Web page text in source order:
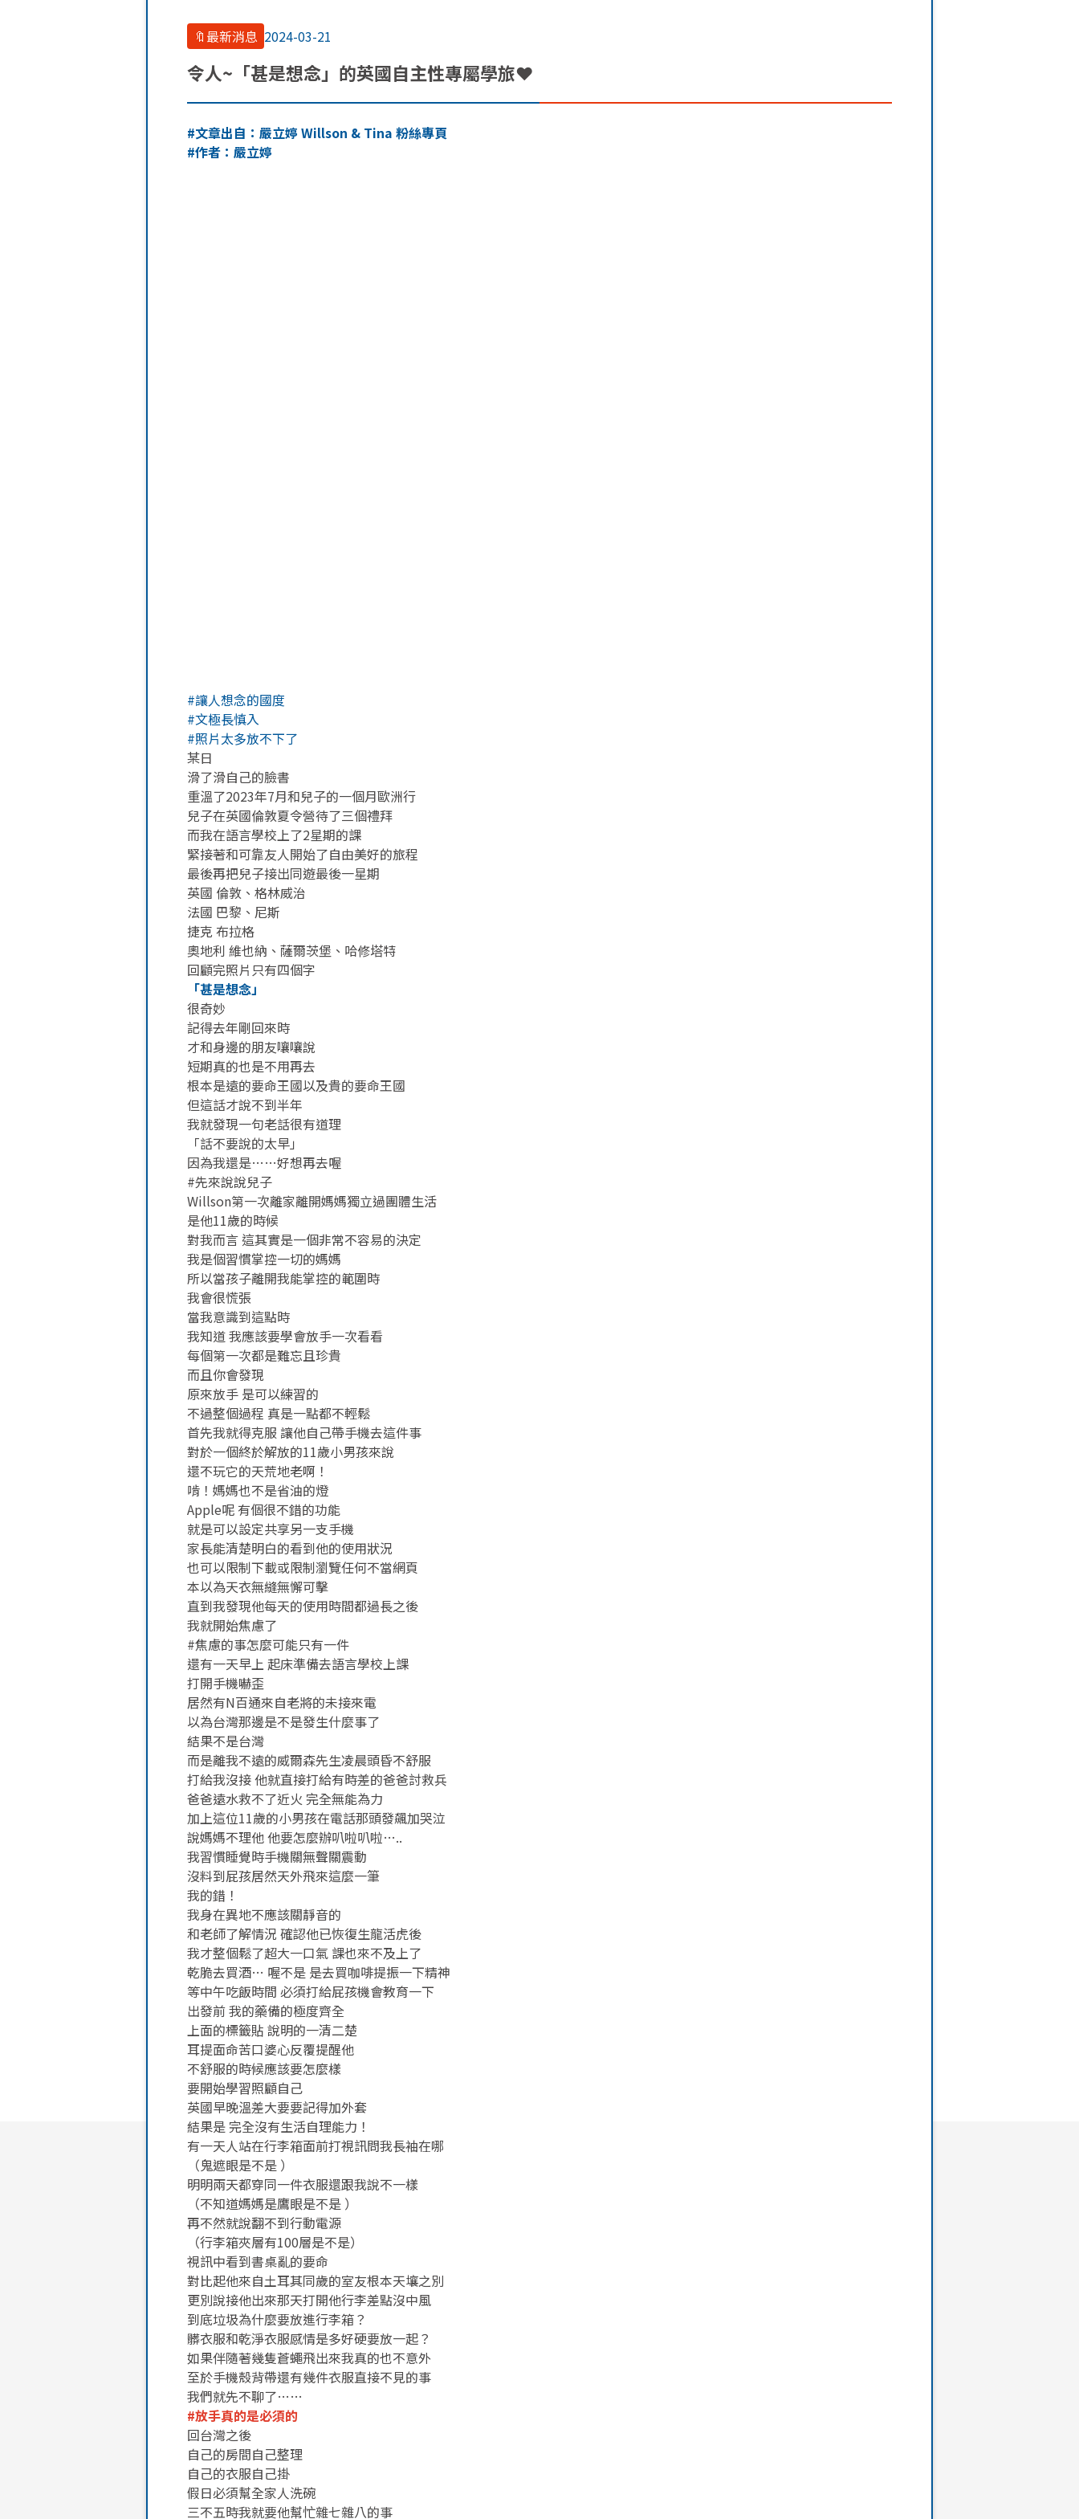
🔖最新消息 2024-03-21
令人~「甚是想念」的英國自主性專屬學旅❤️
#文章出自： 嚴立婷 Willson & Tina 粉絲專頁
#作者：嚴立婷
#讓人想念的國度
#文極長慎入
#照片太多放不下了
某日
滑了滑自己的臉書
重溫了2023年7月和兒子的一個月歐洲行
兒子在英國倫敦夏令營待了三個禮拜
而我在語言學校上了2星期的課
緊接著和可靠友人開始了自由美好的旅程
最後再把兒子接出同遊最後一星期
英國 倫敦、格林威治
法國 巴黎、尼斯
捷克 布拉格
奧地利 維也納、薩爾茨堡、哈修塔特
回顧完照片只有四個字
「甚是想念」
很奇妙
記得去年剛回來時
才和身邊的朋友嚷嚷說
短期真的也是不用再去
根本是遠的要命王國以及貴的要命王國
但這話才說不到半年
我就發現一句老話很有道理
「話不要說的太早」
因為我還是……好想再去喔
#先來說說兒子
Willson第一次離家離開媽媽獨立過團體生活
是他11歲的時候
對我而言 這其實是一個非常不容易的決定
我是個習慣掌控一切的媽媽
所以當孩子離開我能掌控的範圍時
我會很慌張
當我意識到這點時
我知道 我應該要學會放手一次看看
每個第一次都是難忘且珍貴
而且你會發現
原來放手 是可以練習的
不過整個過程 真是一點都不輕鬆
首先我就得克服 讓他自己帶手機去這件事
對於一個終於解放的11歲小男孩來說
還不玩它的天荒地老啊！
啃！媽媽也不是省油的燈
Apple呢 有個很不錯的功能
就是可以設定共享另一支手機
家長能清楚明白的看到他的使用狀況
也可以限制下載或限制瀏覽任何不當網頁
本以為天衣無縫無懈可擊
直到我發現他每天的使用時間都過長之後
我就開始焦慮了
#焦慮的事怎麼可能只有一件
還有一天早上 起床準備去語言學校上課
打開手機嚇歪
居然有N百通來自老將的未接來電
以為台灣那邊是不是發生什麼事了
結果不是台灣
而是離我不遠的威爾森先生凌晨頭昏不舒服
打給我沒接 他就直接打給有時差的爸爸討救兵
爸爸遠水救不了近火 完全無能為力
加上這位11歲的小男孩在電話那頭發飆加哭泣
說媽媽不理他 他要怎麼辦叭啦叭啦…..
我習慣睡覺時手機關無聲關震動
沒料到屁孩居然天外飛來這麼一筆
我的錯！
我身在異地不應該關靜音的
和老師了解情況 確認他已恢復生龍活虎後
我才整個鬆了超大一口氣 課也來不及上了
乾脆去買酒… 喔不是 是去買咖啡提振一下精神
等中午吃飯時間 必須打給屁孩機會教育一下
出發前 我的藥備的極度齊全
上面的標籤貼 說明的一清二楚
耳提面命苦口婆心反覆提醒他
不舒服的時候應該要怎麼樣
要開始學習照顧自己
英國早晚溫差大要要記得加外套
結果是 完全沒有生活自理能力！
有一天人站在行李箱面前打視訊問我長袖在哪
（鬼遮眼是不是 ）
明明兩天都穿同一件衣服還跟我說不一樣
（不知道媽媽是鷹眼是不是 ）
再不然就說翻不到行動電源
（行李箱夾層有100層是不是）
視訊中看到書桌亂的要命
對比起他來自土耳其同歲的室友根本天壤之別
更別說接他出來那天打開他行李差點沒中風
到底垃圾為什麼要放進行李箱？
髒衣服和乾淨衣服感情是多好硬要放一起？
如果伴隨著幾隻蒼蠅飛出來我真的也不意外
至於手機殼背帶還有幾件衣服直接不見的事
我們就先不聊了……
#放手真的是必須的
回台灣之後
自己的房間自己整理
自己的衣服自己掛
假日必須幫全家人洗碗
三不五時我就要他幫忙雜七雜八的事